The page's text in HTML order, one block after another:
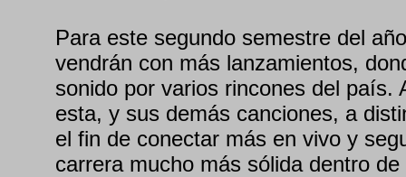
Para este segundo semestre del
vendrán con más lanzamientos,
sonido por varios rincones del país.
esta, y sus demás canciones, a
el fin de conectar más en vivo y
carrera mucho más sólida dentro